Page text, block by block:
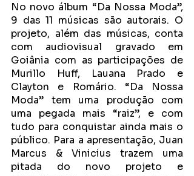
No novo álbum “Da Nossa Moda”,
9 das 11 músicas são autorais. O
projeto, além das músicas, conta
com audiovisual gravado em
Goiânia com as participações de
Murillo Huff, Lauana Prado e
Clayton e Romário. “Da Nossa
Moda” tem uma produção com
uma pegada mais “raiz”, e com
tudo para conquistar ainda mais o
público. Para a apresentação, Juan
Marcus & Vinicius trazem uma
pitada do novo projeto e